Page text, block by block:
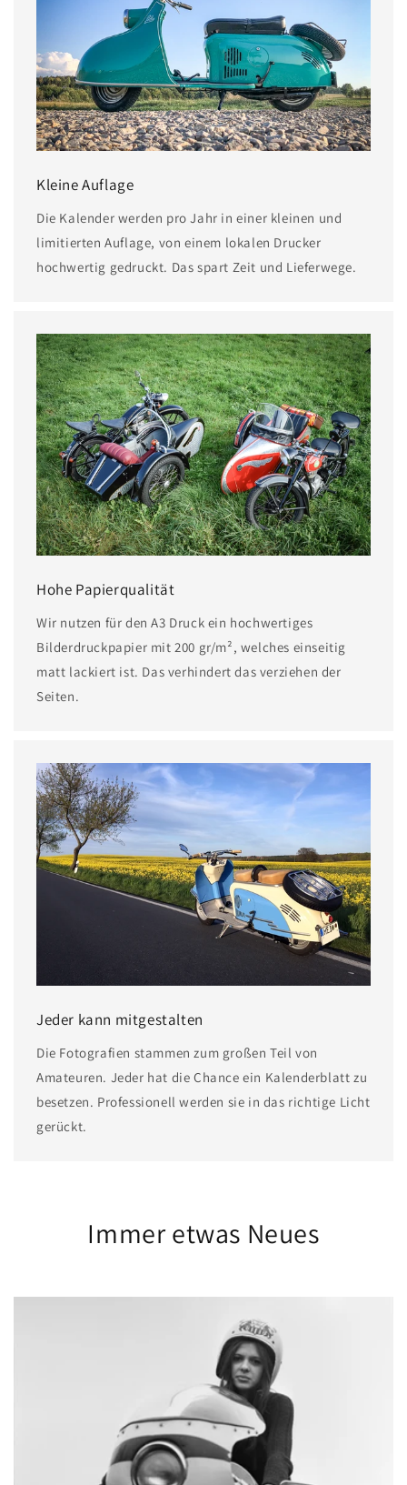
Kleine Auflage
Die Kalender werden pro Jahr in einer kleinen und
limitierten Auflage, von einem lokalen Drucker
hochwertig gedruckt. Das spart Zeit und Lieferwege.
Hohe Papierqualität
Wir nutzen für den A3 Druck ein hochwertiges
Bilderdruckpapier mit 200 gr/m², welches einseitig
matt lackiert ist. Das verhindert das verziehen der
Seiten.
Jeder kann mitgestalten
Die Fotografien stammen zum großen Teil von
Amateuren. Jeder hat die Chance ein Kalenderblatt zu
besetzen. Professionell werden sie in das richtige Licht
gerückt.
Immer etwas Neues